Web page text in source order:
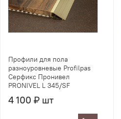
Профили для пола
разноуровневые Profilpas
Серфикс Пронивел
PRONIVEL L 345/SF
4 100 ₽ шт